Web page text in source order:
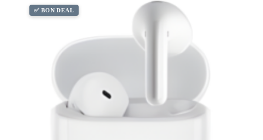
✅ BON DEAL